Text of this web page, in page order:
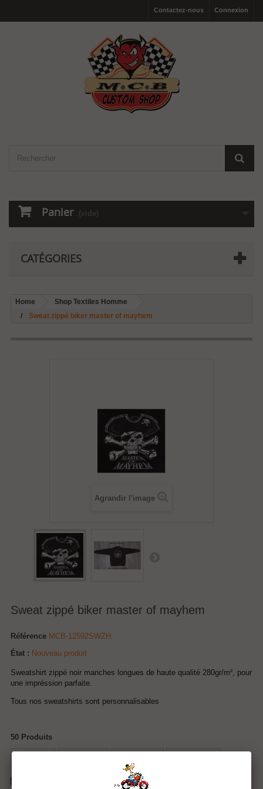
Connexion
Contactez-nous
Panier (vide)
CATÉGORIES
Home
Shop Textiles Homme
Sweat zippé biker master of mayhem
Agrandir l'image
Sweat zippé biker master of mayhem
Référence MCB-12592SWZH
État : Nouveau produit
Sweatshirt zippé noir manches longues de haute qualité 280gr/m², pour
une impréssion parfaite.
Tous nos sweatshirts sont personnalisables
50 Produits